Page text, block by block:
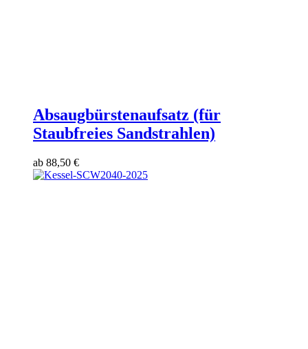
Absaugbürstenaufsatz (für
Staubfreies Sandstrahlen)
ab 88,50 €